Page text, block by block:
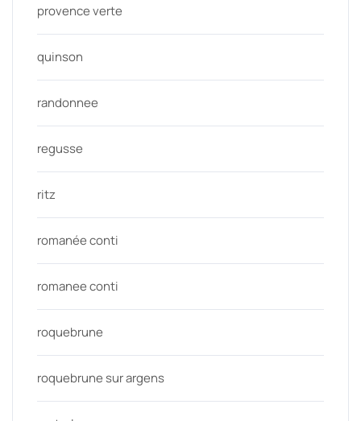
provence verte
quinson
randonnee
regusse
ritz
romanée conti
romanee conti
roquebrune
roquebrune sur argens